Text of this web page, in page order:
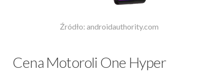
Źródło: androidauthority.com
Cena Motoroli One Hyper